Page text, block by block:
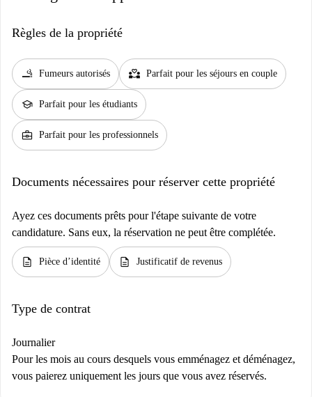
Règles de la propriété
smoking_rooms Fumeurs autorisés partner_heart Parfait pour les séjours en couple
school Parfait pour les étudiants
business_center Parfait pour les professionnels
Documents nécessaires pour réserver cette propriété
Ayez ces documents prêts pour l'étape suivante de votre
candidature. Sans eux, la réservation ne peut être complétée.
description Pièce d’identité description Justificatif de revenus
Type de contrat
Journalier
Pour les mois au cours desquels vous emménagez et déménagez,
vous paierez uniquement les jours que vous avez réservés.